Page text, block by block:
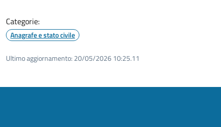
Categorie:
Anagrafe e stato civile
Ultimo aggiornamento: 20/05/2026 10:25.11